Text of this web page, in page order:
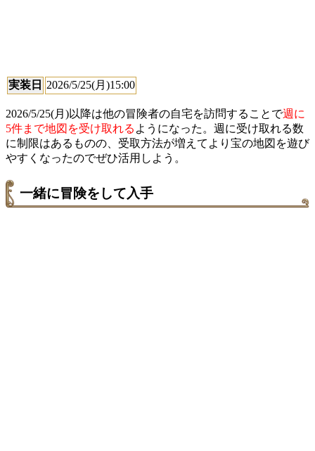
実装日 2026/5/25(月)15:00
2026/5/25(月)以降は他の冒険者の自宅を訪問することで週に
5件まで地図を受け取れる ようになった。週に受け取れる数
に制限はあるものの、受取方法が増えてより宝の地図を遊び
やすくなったのでぜひ活用しよう。
一緒に冒険をして入手